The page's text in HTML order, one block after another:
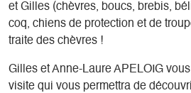
et Gilles (chèvres, boucs, brebis,
coq, chiens de protection et de
traite des chèvres !
Gilles et Anne-Laure APELOIG
visite qui vous permettra de